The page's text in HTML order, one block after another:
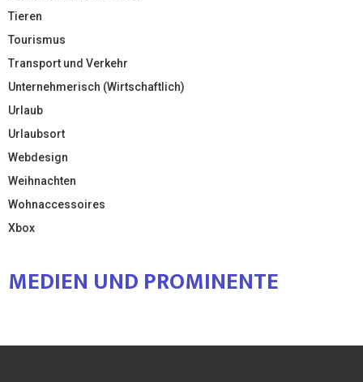
Tieren
Tourismus
Transport und Verkehr
Unternehmerisch (Wirtschaftlich)
Urlaub
Urlaubsort
Webdesign
Weihnachten
Wohnaccessoires
Xbox
MEDIEN UND PROMINENTE